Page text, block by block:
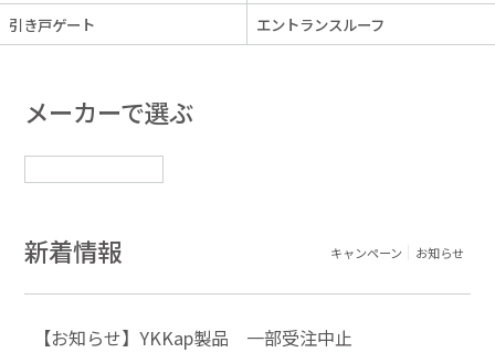
引き戸ゲート エントランスルーフ
メーカーで選ぶ
新着情報 キャンペーン お知らせ
【お知らせ】YKKap製品 一部受注中止